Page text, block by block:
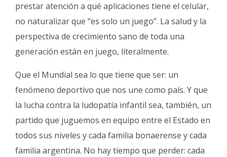
prestar atención a qué aplicaciones tiene el celular,
no naturalizar que “es solo un juego”. La salud y la
perspectiva de crecimiento sano de toda una
generación están en juego, literalmente.
Que el Mundial sea lo que tiene que ser: un
fenómeno deportivo que nos une como país. Y que
la lucha contra la ludopatía infantil sea, también, un
partido que juguemos en equipo entre el Estado en
todos sus niveles y cada familia bonaerense y cada
familia argentina. No hay tiempo que perder: cada